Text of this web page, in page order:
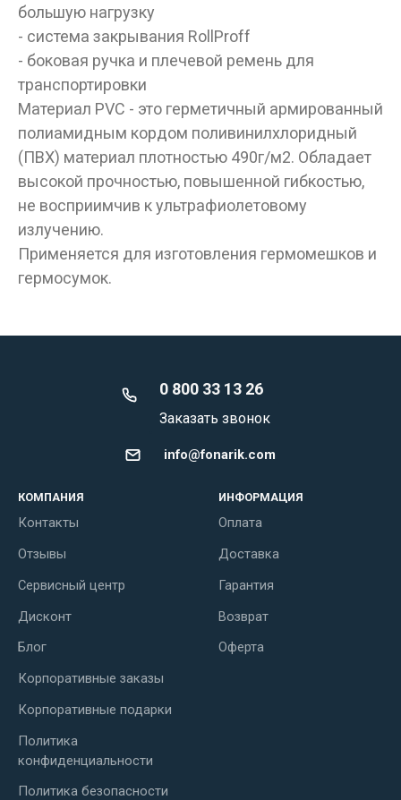
большую нагрузку
- система закрывания RollProff
- боковая ручка и плечевой ремень для
транспортировки
Материал PVC - это герметичный армированный
полиамидным кордом поливинилхлоридный
(ПВХ) материал плотностью 490г/м2. Обладает
высокой прочностью, повышенной гибкостью,
не восприимчив к ультрафиолетовому
излучению.
Применяется для изготовления гермомешков и
гермосумок.
0 800 33 13 26
Заказать звонок
info@fonarik.com
КОМПАНИЯ
Контакты
Отзывы
Сервисный центр
Дисконт
Блог
Корпоративные заказы
Корпоративные подарки
Политика
конфиденциальности
Политика безопасности
ИНФОРМАЦИЯ
Оплата
Доставка
Гарантия
Возврат
Оферта